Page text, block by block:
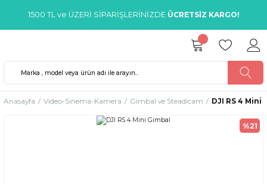
1500 TL ve ÜZERİ SİPARİŞLERİNİZDE ÜCRETSİZ KARGO!
Anasayfa Video-Sinema-Kamera Gimbal ve Steadicam DJI RS 4 Mini
%21